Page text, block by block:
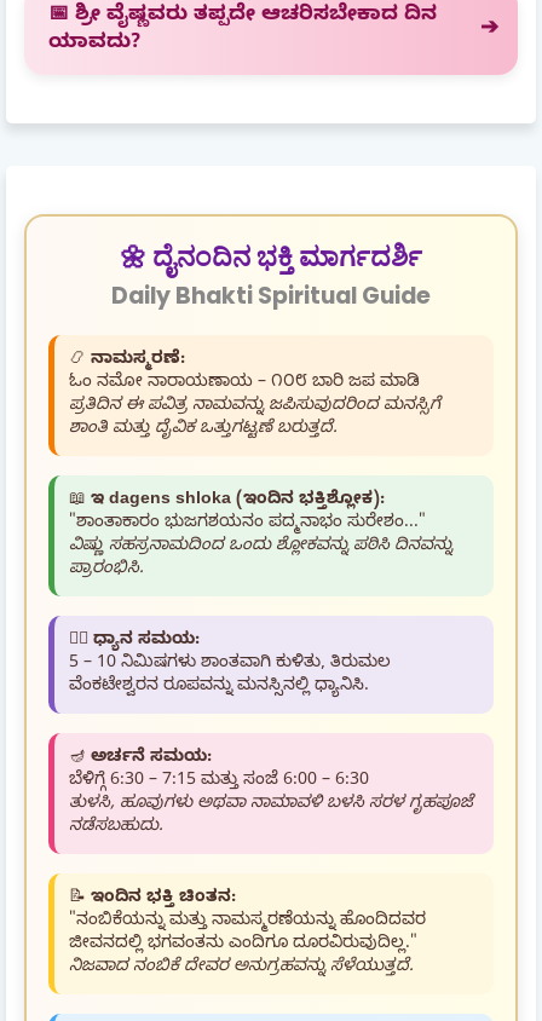
📅 ಶ್ರೀ ವೈಷ್ಣವರು ತಪ್ಪದೇ ಆಚರಿಸಬೇಕಾದ ದಿನ
ಯಾವದು?
🌼 ದೈನಂದಿನ ಭಕ್ತಿ ಮಾರ್ಗದರ್ಶಿ
Daily Bhakti Spiritual Guide
📿 ನಾಮಸ್ಮರಣೆ:
ಓಂ ನಮೋ ನಾರಾಯಣಾಯ – ೧೦೮ ಬಾರಿ ಜಪ ಮಾಡಿ
ಪ್ರತಿದಿನ ಈ ಪವಿತ್ರ ನಾಮವನ್ನು ಜಪಿಸುವುದರಿಂದ ಮನಸ್ಸಿಗೆ
ಶಾಂತಿ ಮತ್ತು ದೈವಿಕ ಒತ್ತುಗಟ್ಟಣೆ ಬರುತ್ತದೆ.
📖 ಇ dagens shloka (ಇಂದಿನ ಭಕ್ತಿಶ್ಲೋಕ):
"ಶಾಂತಾಕಾರಂ ಭುಜಗಶಯನಂ ಪದ್ಮನಾಭಂ ಸುರೇಶಂ..."
ವಿಷ್ಣು ಸಹಸ್ರನಾಮದಿಂದ ಒಂದು ಶ್ಲೋಕವನ್ನು ಪಠಿಸಿ ದಿನವನ್ನು
ಪ್ರಾರಂಭಿಸಿ.
🧘‍♂️ ಧ್ಯಾನ ಸಮಯ:
5 – 10 ನಿಮಿಷಗಳು ಶಾಂತವಾಗಿ ಕುಳಿತು, ತಿರುಮಲ
ವೆಂಕಟೇಶ್ವರನ ರೂಪವನ್ನು ಮನಸ್ಸಿನಲ್ಲಿ ಧ್ಯಾನಿಸಿ.
🪔 ಅರ್ಚನೆ ಸಮಯ:
ಬೆಳಿಗ್ಗೆ 6:30 – 7:15 ಮತ್ತು ಸಂಜೆ 6:00 – 6:30
ತುಳಸಿ, ಹೂವುಗಳು ಅಥವಾ ನಾಮಾವಳಿ ಬಳಸಿ ಸರಳ ಗೃಹಪೂಜೆ
ನಡೆಸಬಹುದು.
📝 ಇಂದಿನ ಭಕ್ತಿ ಚಿಂತನ:
"ನಂಬಿಕೆಯನ್ನು ಮತ್ತು ನಾಮಸ್ಮರಣೆಯನ್ನು ಹೊಂದಿದವರ
ಜೀವನದಲ್ಲಿ ಭಗವಂತನು ಎಂದಿಗೂ ದೂರವಿರುವುದಿಲ್ಲ."
ನಿಜವಾದ ನಂಬಿಕೆ ದೇವರ ಅನುಗ್ರಹವನ್ನು ಸೆಳೆಯುತ್ತದೆ.